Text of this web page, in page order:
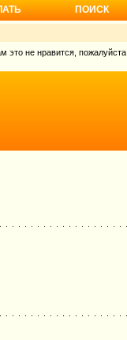
ПОИСК
это не нравится, пожалуйста,